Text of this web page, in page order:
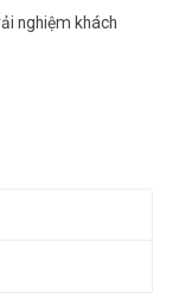
nghiệm khách